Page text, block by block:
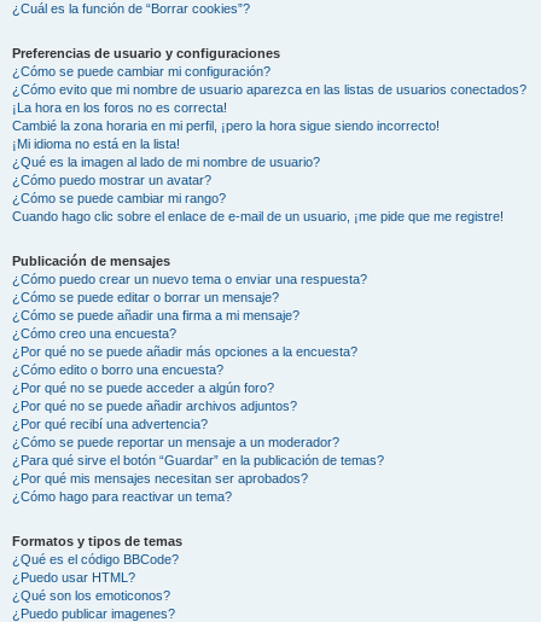
¿Cuál es la función de “Borrar cookies”?
Preferencias de usuario y configuraciones
¿Cómo se puede cambiar mi configuración?
¿Cómo evito que mi nombre de usuario aparezca en las listas de usuarios conectados?
¡La hora en los foros no es correcta!
Cambié la zona horaria en mi perfil, ¡pero la hora sigue siendo incorrecto!
¡Mi idioma no está en la lista!
¿Qué es la imagen al lado de mi nombre de usuario?
¿Cómo puedo mostrar un avatar?
¿Cómo se puede cambiar mi rango?
Cuando hago clic sobre el enlace de e-mail de un usuario, ¡me pide que me registre!
Publicación de mensajes
¿Cómo puedo crear un nuevo tema o enviar una respuesta?
¿Cómo se puede editar o borrar un mensaje?
¿Cómo se puede añadir una firma a mi mensaje?
¿Cómo creo una encuesta?
¿Por qué no se puede añadir más opciones a la encuesta?
¿Cómo edito o borro una encuesta?
¿Por qué no se puede acceder a algún foro?
¿Por qué no se puede añadir archivos adjuntos?
¿Por qué recibí una advertencia?
¿Cómo se puede reportar un mensaje a un moderador?
¿Para qué sirve el botón “Guardar” en la publicación de temas?
¿Por qué mis mensajes necesitan ser aprobados?
¿Cómo hago para reactivar un tema?
Formatos y tipos de temas
¿Qué es el código BBCode?
¿Puedo usar HTML?
¿Qué son los emoticonos?
¿Puedo publicar imagenes?